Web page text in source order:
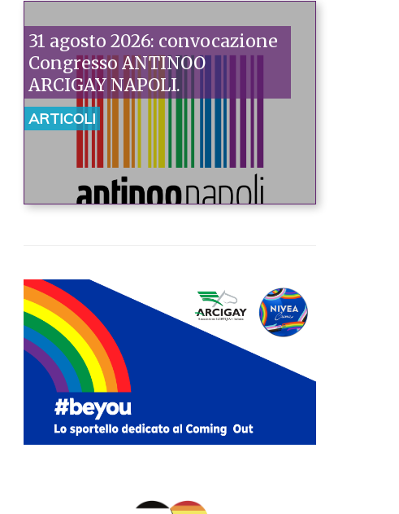
31 agosto 2026: convocazione
Congresso ANTINOO
ARCIGAY NAPOLI.
ARTICOLI